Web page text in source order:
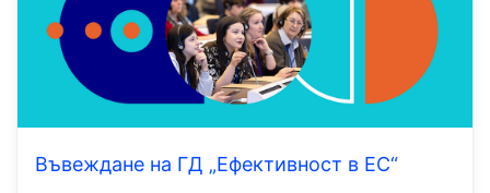
Въвеждане на ГД „Ефективност в ЕС“